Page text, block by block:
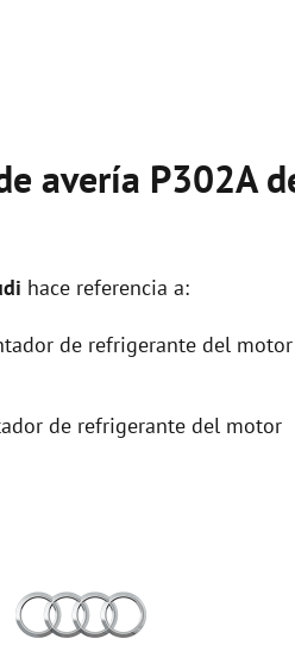
avería P302A
hace referencia a:
de refrigerante del
de refrigerante del motor